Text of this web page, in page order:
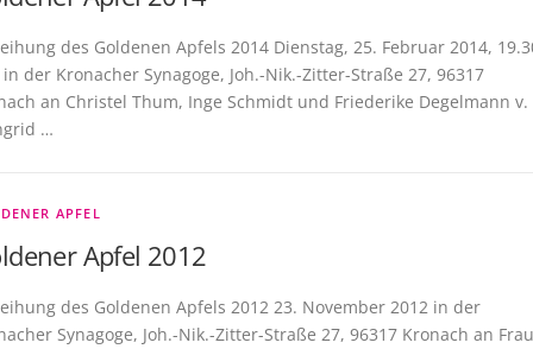
des Goldenen Apfels 2014 Dienstag, 25. Februar 2014,
der Kronacher Synagoge, Joh.-Nik.-Zitter-Straße 27, 96317
an Christel Thum, Inge Schmidt und Friederike Degelmann v.
…
APFEL
Apfel 2012
des Goldenen Apfels 2012 23. November 2012 in der
Synagoge, Joh.-Nik.-Zitter-Straße 27, 96317 Kronach an Frau